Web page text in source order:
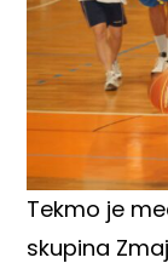
Tekmo je
skupina